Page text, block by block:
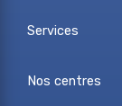
Services
Nos centres